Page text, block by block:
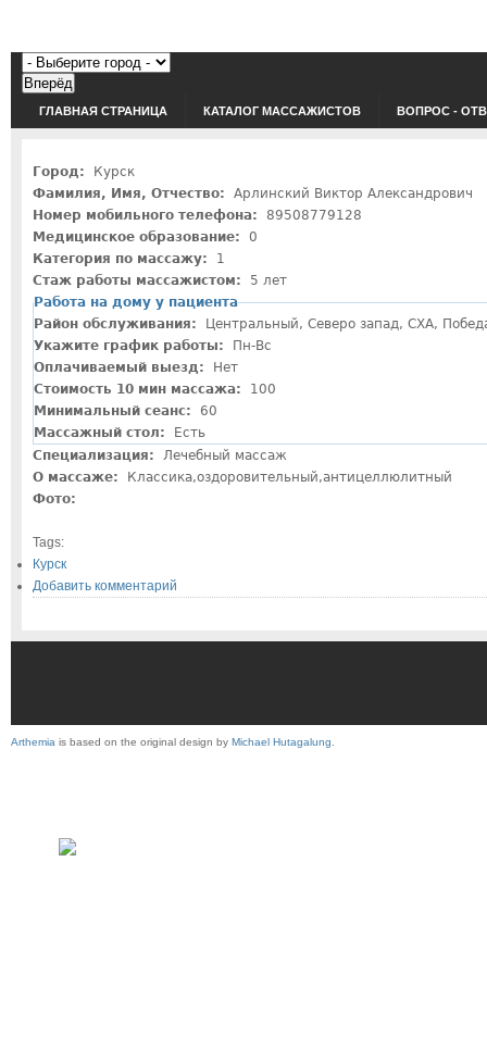
ГЛАВНАЯ СТРАНИЦА КАТАЛОГ МАССАЖИСТОВ ВОПРОС -
Город:
Курск
Фамилия, Имя, Отчество:
Арлинский Виктор Александрович
Номер мобильного телефона:
89508779128
Медицинское образование:
0
Категория по массажу:
1
Стаж работы массажистом:
5 лет
Работа на дому у пациента
Район обслуживания:
Центральный, Северо запад, СХА,
Укажите график работы:
Пн-Вс
Оплачиваемый выезд:
Нет
Стоимость 10 мин массажа:
100
Минимальный сеанс:
60
Массажный стол:
Есть
Специализация:
Лечебный массаж
О массаже:
Классика,оздоровительный,антицеллюлитный
Фото:
Tags:
Курск
Добавить комментарий
Arthemia is based on the original design by Michael Hutagalung